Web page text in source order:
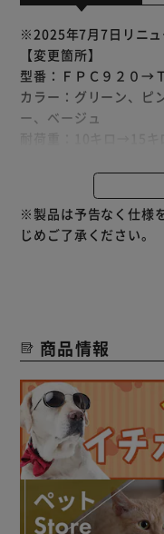
※2025年7月7日リニ
【変更箇所】
型番：ＦＰＣ９２０→
カラー：グリーン、ピ
ー、ベージュ
カート・キャリー・ド
きる、3WAYペットカ
ペットの飛び出し防止
前窓オープン可能、そ
っています。
カート下小物入れ、ド
ます。
前輪にベアリング搭載
ガタツキにくくします
後輪のブレーキレバ
※製品は予告なく仕様
じめご了承ください。
商品情報